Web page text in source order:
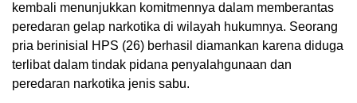
kembali menunjukkan komitmennya dalam memberantas
peredaran gelap narkotika di wilayah hukumnya. Seorang
pria berinisial HPS (26) berhasil diamankan karena diduga
terlibat dalam tindak pidana penyalahgunaan dan
peredaran narkotika jenis sabu.